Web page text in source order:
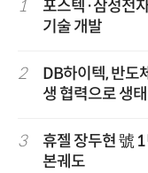
1
포스텍·삼성전
기술 개발
2
DB하이텍, 반도
생 협력으로 생
3
휴젤 장두현 號
본궤도